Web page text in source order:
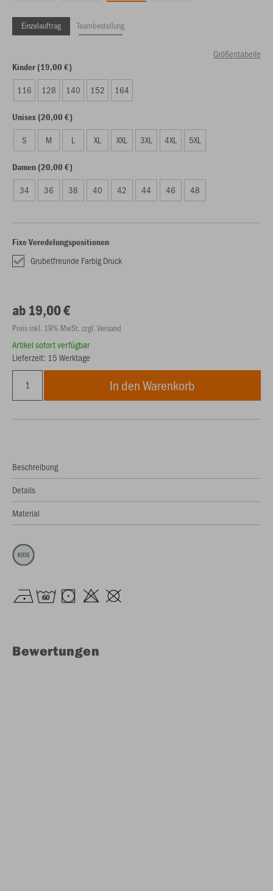
Einzelauftrag Teambestellung
Größentabelle
Kinder (19,00 €)
116 128 140 152 164
Unisex (20,00 €)
S M L XL XXL 3XL 4XL 5XL
Damen (20,00 €)
34 36 38 40 42 44 46 48
Fixe Veredelungspositionen
Grubetfreunde Farbig Druck
ab 19,00 €
Preis inkl. 19% MwSt. zzgl. Versand
Artikel sofort verfügbar
Lieferzeit: 15 Werktage
In den Warenkorb
Beschreibung
Details
Material
Bewertungen